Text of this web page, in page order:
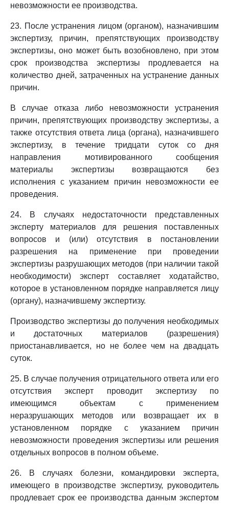
невозможности ее производства.
23. После устранения лицом (органом), назначившим
экспертизу, причин, препятствующих производству
экспертизы, оно может быть возобновлено, при этом
срок производства экспертизы продлевается на
количество дней, затраченных на устранение данных
причин.
В случае отказа либо невозможности устранения
причин, препятствующих производству экспертизы, а
также отсутствия ответа лица (органа), назначившего
экспертизу, в течение тридцати суток со дня
направления мотивированного сообщения
материалы экспертизы возвращаются без
исполнения с указанием причин невозможности ее
проведения.
24. В случаях недостаточности представленных
эксперту материалов для решения поставленных
вопросов и (или) отсутствия в постановлении
разрешения на применение при проведении
экспертизы разрушающих методов (при наличии такой
необходимости) эксперт составляет ходатайство,
которое в установленном порядке направляется лицу
(органу), назначившему экспертизу.
Производство экспертизы до получения необходимых
и достаточных материалов (разрешения)
приостанавливается, но не более чем на двадцать
суток.
25. В случае получения отрицательного ответа или его
отсутствия эксперт проводит экспертизу по
имеющимся объектам с применением
неразрушающих методов или возвращает их в
установленном порядке с указанием причин
невозможности проведения экспертизы или решения
отдельных вопросов в полном объеме.
26. В случаях болезни, командировки эксперта,
имеющего в производстве экспертизу, руководитель
продлевает срок ее производства данным экспертом